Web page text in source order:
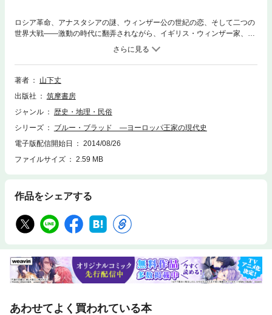
ロシア革命、アナスタシアの謎、ウィンザー公の世紀の恋、そして二つの
世界大戦――激動の時代に翻弄されながら、イギリス・ウィンザー家、ロ
シア・ロマノフ家、ドイツ・ホーエツォレルン家、オーストリア・ハプス
ブルク家などヨーロッパ諸国の王家が、どう苦悩し、いかに生きたか。“青
き血”の織りなすドラマの数々を描いた、王族たちの現代史。
著者
山下丈
出版社
筑摩書房
ジャンル
歴史・地理・民俗
シリーズ
ブルー・ブラッド ―ヨーロッパ王家の現代史
電子版配信開始日
2014/08/26
ファイルサイズ
2.59 MB
作品をシェアする
あわせてよく買われている本